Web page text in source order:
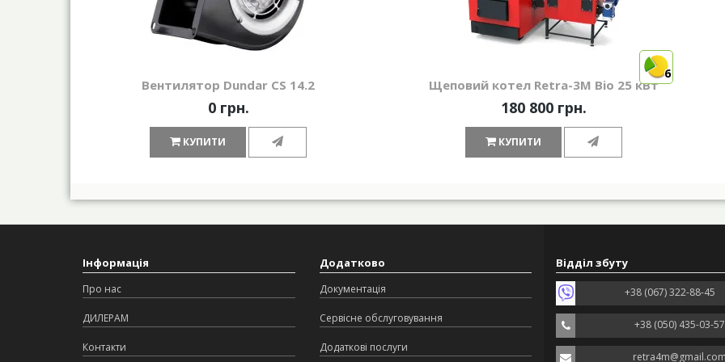
Вентилятор Dundar CS 14.2
0 грн.
КУПИТИ
6
Щеповий котел Retra-3М Bio 25 кВт
180 800 грн.
КУПИТИ
Інформація
Про нас
ДИЛЕРАМ
Контакти
Додатково
Документація
Сервісне обслуговування
Додаткові послуги
Відділ збуту
+38 (067) 322-88-45
+38 (050) 435-03-57
retra4m@gmail.com